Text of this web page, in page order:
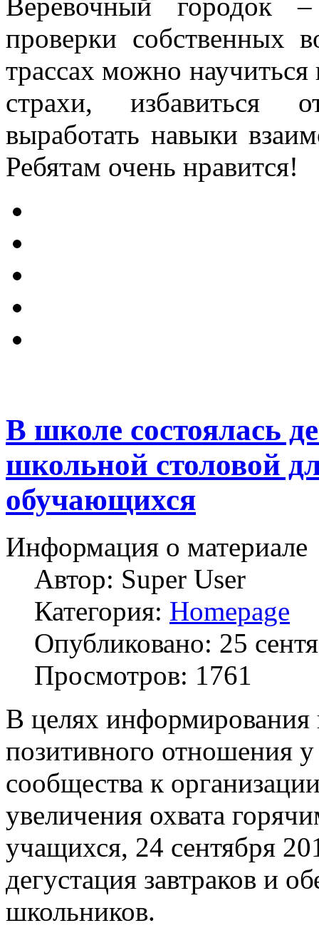
проверки собственных
трассах можно
страхи, избавиться
выработать навыки
Ребятам очень нравится!
В школе состоялась
школьной столовой
обучающихся
Информация о материале
Автор: Super User
Категория: Homepage
Опубликовано: 25
Просмотров: 1761
В целях
позитивного отношения у
сообщества к
увеличения охвата
учащихся, 24 сентября
дегустация завтраков и
школьников.